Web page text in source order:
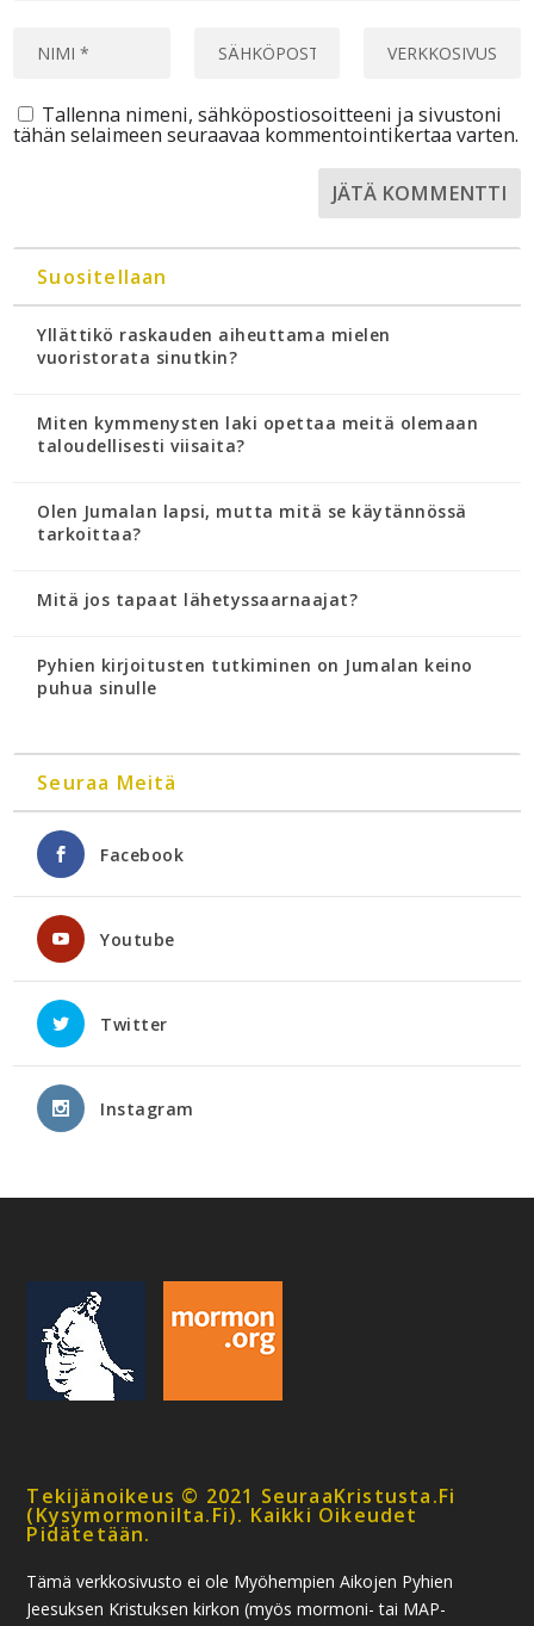
Tallenna nimeni, sähköpostiosoitteeni ja sivustoni
tähän selaimeen seuraavaa kommentointikertaa varten.
Suositellaan
Yllättikö raskauden aiheuttama mielen
vuoristorata sinutkin?
Miten kymmenysten laki opettaa meitä olemaan
taloudellisesti viisaita?
Olen Jumalan lapsi, mutta mitä se käytännössä
tarkoittaa?
Mitä jos tapaat lähetyssaarnaajat?
Pyhien kirjoitusten tutkiminen on Jumalan keino
puhua sinulle
Seuraa Meitä
Facebook
Youtube
Twitter
Instagram
Tekijänoikeus © 2021 SeuraaKristusta.fi
(kysymormonilta.fi). Kaikki Oikeudet
Pidätetään.
Tämä verkkosivusto ei ole Myöhempien Aikojen Pyhien
Jeesuksen Kristuksen kirkon (myös mormoni- tai MAP-